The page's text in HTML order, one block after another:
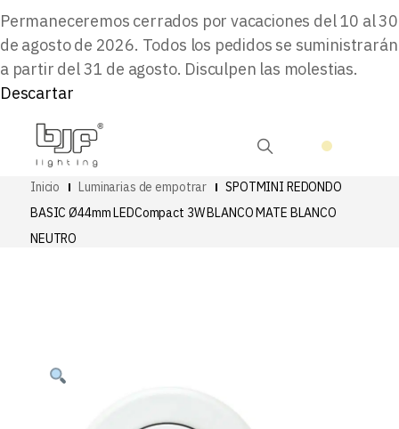
Permaneceremos cerrados por vacaciones del 10 al 30
de agosto de 2026. Todos los pedidos se suministrarán
a partir del 31 de agosto. Disculpen las molestias.
Descartar
Inicio Luminarias de empotrar
SPOTMINI REDONDO
BASIC Ø44mm LEDCompact 3W BLANCO MATE BLANCO
NEUTRO